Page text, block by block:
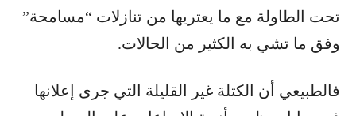
تحت الطاولة مع ما يعتريها من تنازلات “مسامحة”
وفق ما تشي به الكثير من الحالات.
فالطبيعي أن الكتلة غير القليلة التي جرى إعلانها